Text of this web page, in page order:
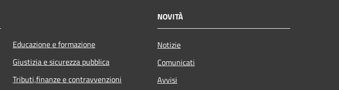
Educazione e formazione
Giustizia e sicurezza pubblica
Tributi,finanze e contravvenzioni
NOVITÀ
Notizie
Comunicati
Avvisi